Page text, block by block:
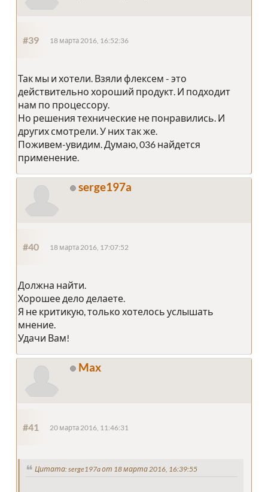
#39 18 марта 2016, 16:52:36
Так мы и хотели. Взяли флексем - это
действительно хороший продукт. И подходит
нам по процессору.
Но решения технические не понравились. И
других смотрели. У них так же.
Поживем-увидим. Думаю, 036 найдется
применение.
serge197a
#40 18 марта 2016, 17:07:52
Должна найти.
Хорошее дело делаете.
Я не критикую, только хотелось услышать
мнение.
Удачи Вам!
Max
#41 20 марта 2016, 11:46:31
Цитата: serge197a от 18 марта 2016, 16:39:55